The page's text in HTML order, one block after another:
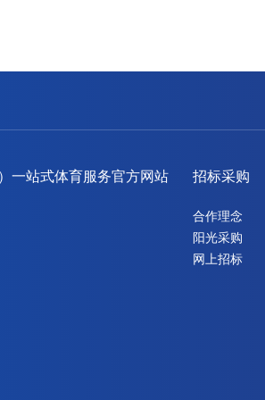
一站式体育服务官方网站 招标采购
合作理念
阳光采购
网上招标